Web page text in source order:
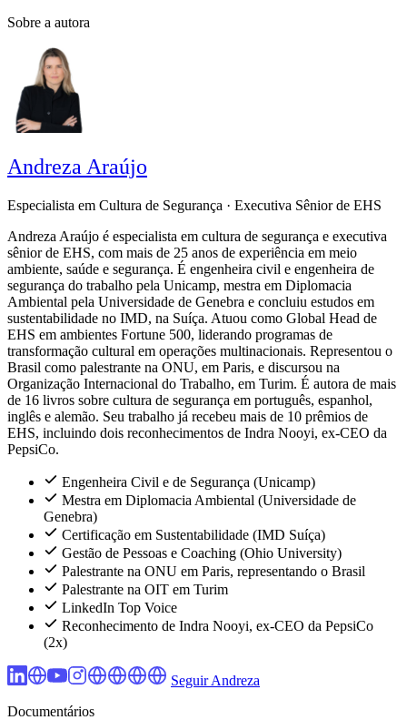
Sobre a autora
Andreza Araújo
Especialista em Cultura de Segurança · Executiva Sênior de EHS
Andreza Araújo é especialista em cultura de segurança e executiva
sênior de EHS, com mais de 25 anos de experiência em meio
ambiente, saúde e segurança. É engenheira civil e engenheira de
segurança do trabalho pela Unicamp, mestra em Diplomacia
Ambiental pela Universidade de Genebra e concluiu estudos em
sustentabilidade no IMD, na Suíça. Atuou como Global Head de
EHS em ambientes Fortune 500, liderando programas de
transformação cultural em operações multinacionais. Representou o
Brasil como palestrante na ONU, em Paris, e discursou na
Organização Internacional do Trabalho, em Turim. É autora de mais
de 16 livros sobre cultura de segurança em português, espanhol,
inglês e alemão. Seu trabalho já recebeu mais de 10 prêmios de
EHS, incluindo dois reconhecimentos de Indra Nooyi, ex-CEO da
PepsiCo.
Engenheira Civil e de Segurança (Unicamp)
Mestra em Diplomacia Ambiental (Universidade de
Genebra)
Certificação em Sustentabilidade (IMD Suíça)
Gestão de Pessoas e Coaching (Ohio University)
Palestrante na ONU em Paris, representando o Brasil
Palestrante na OIT em Turim
LinkedIn Top Voice
Reconhecimento de Indra Nooyi, ex-CEO da PepsiCo
(2x)
Seguir Andreza
Documentários